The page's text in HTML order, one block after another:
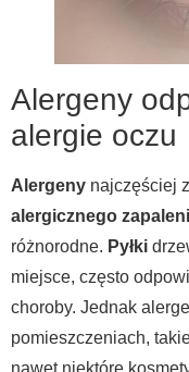
Alergeny
alergie oczu
Alergeny najczęściej
alergicznego
różnorodne. Pyłki
miejsce, często
choroby. Jednak
pomieszczeniach,
nawet niektóre